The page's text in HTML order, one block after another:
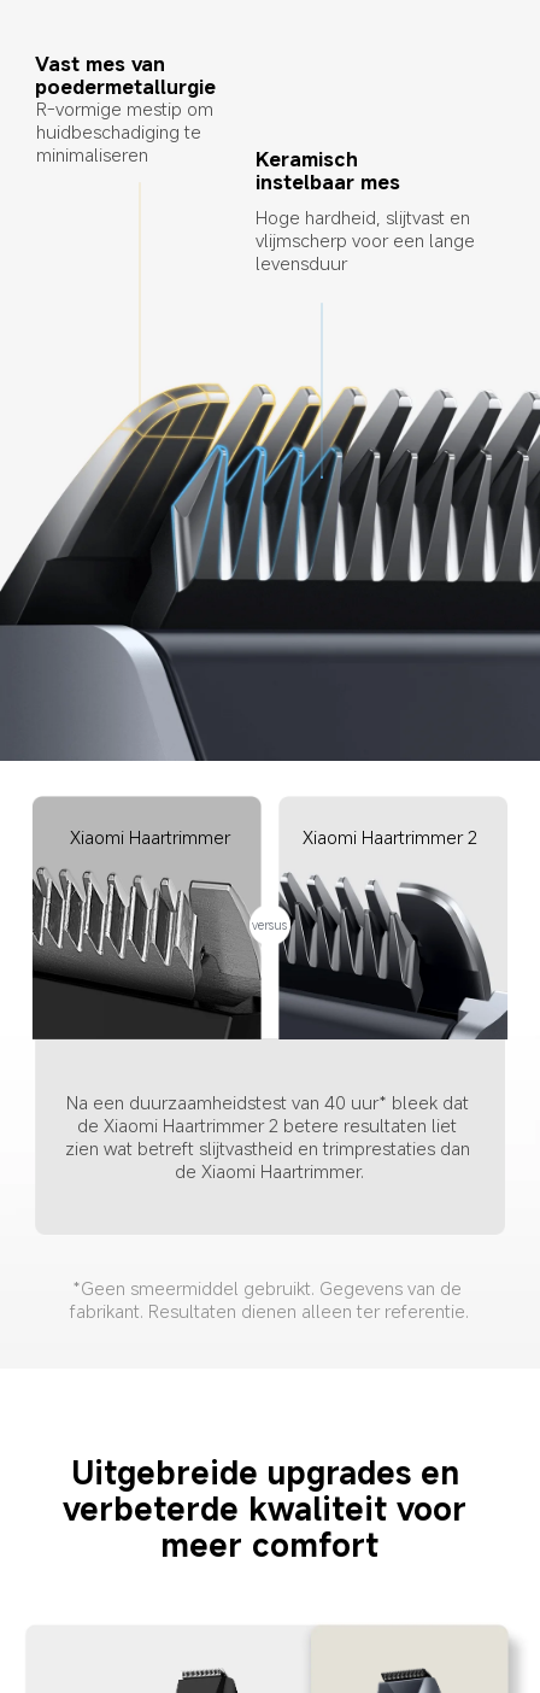
Vast mes van
poedermetallurgie
R-vormige mestip om
huidbeschadiging te
minimaliseren
Keramisch
instelbaar mes
Hoge hardheid, slijtvast en
vlijmscherp voor een lange
levensduur
Xiaomi Haartrimmer Xiaomi Haartrimmer 2
versus
Na een duurzaamheidstest van 40 uur* bleek dat
de Xiaomi Haartrimmer 2 betere resultaten liet
zien wat betreft slijtvastheid en trimprestaties dan
de Xiaomi Haartrimmer.
*Geen smeermiddel gebruikt. Gegevens van de
fabrikant. Resultaten dienen alleen ter referentie.
Uitgebreide upgrades en
verbeterde kwaliteit voor
meer comfort